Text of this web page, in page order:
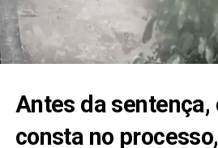
Antes da
consta no